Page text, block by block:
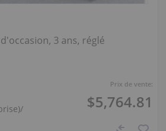
Prix de vente:
$5,764.81
3 ans, réglé
/